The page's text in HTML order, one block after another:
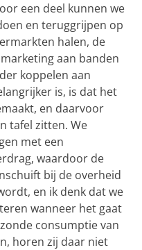
een deel kunnen we
en teruggrijpen op
halen, de
aan banden
koppelen aan
is, is dat het
en daarvoor
tafel zitten. We
met een
waardoor de
bij de overheid
en ik denk dat we
wanneer het gaat
consumptie van
horen zij daar niet